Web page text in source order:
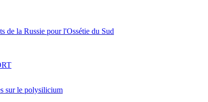
de la Russie pour l'Ossétie du Sud
sur le polysilicium